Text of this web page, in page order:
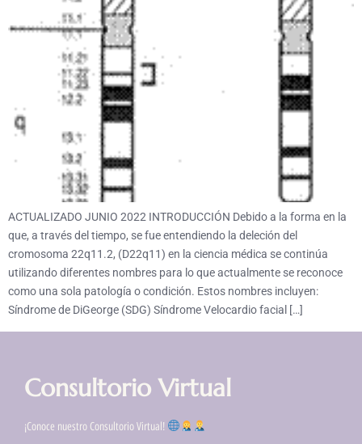
ACTUALIZADO JUNIO 2022 INTRODUCCIÓN Debido a la forma en la
que, a través del tiempo, se fue entendiendo la deleción del
cromosoma 22q11.2, (D22q11) en la ciencia médica se continúa
utilizando diferentes nombres para lo que actualmente se reconoce
como una sola patología o condición. Estos nombres incluyen:
Síndrome de DiGeorge (SDG) Síndrome Velocardio facial […]
Consultorio Virtual
¡Conoce nuestro Consultorio Virtual!